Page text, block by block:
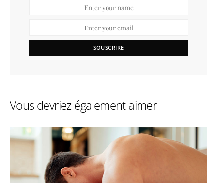
SOUSCRIRE
Vous devriez également aimer